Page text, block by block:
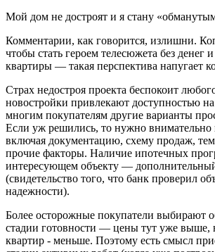
Мой дом не достроят и я стану
Комментарии, как говорится, излишни.
чтобы стать героем телесюжета без денег
квартиры — такая перспектива напугает
Страх недостроя проекта беспокоит
новостройки привлекают доступностью
многим покупателям другие варианты
Если уж решились, то нужно внимательно
включая документацию, схему продаж,
прочие факторы. Наличие ипотечных
интересующем объекту —
(свидетельство того, что банк проверил
надежности).
Более осторожные покупатели выбирают
стадии готовности — цены тут уже выше,
квартир - меньше. Поэтому есть смысл